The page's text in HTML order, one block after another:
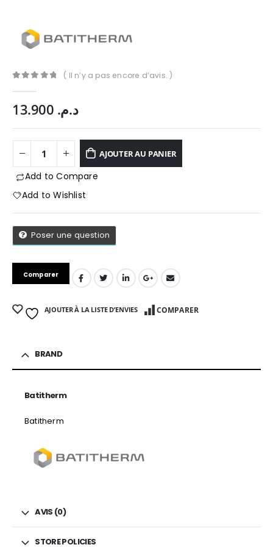
( Il n’y a pas encore d’avis. )
د.م.
AJOUTER AU PANIER
Add to Compare
Add to Wishlist
Poser une question
Comparer
AJOUTER À LA LISTE D’ENVIES COMPARER
BRAND
Batitherm
Batitherm
AVIS (0)
STORE POLICIES